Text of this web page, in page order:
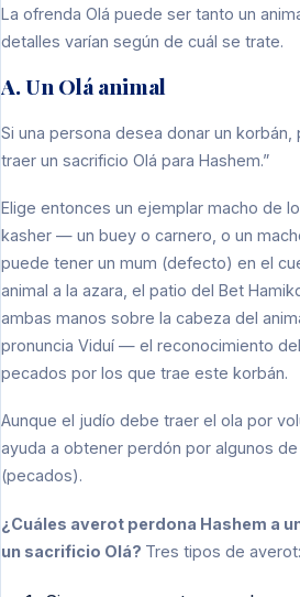
La ofrenda Olá puede ser tanto un
detalles varían según de cuál se trate.
A. Un Olá animal
Si una persona desea donar un korbán,
traer un sacrificio Olá para Hashem.”
Elige entonces un ejemplar macho de
kasher — un buey o carnero, o un
puede tener un mum (defecto) en el
animal a la azara, el patio del Bet
ambas manos sobre la cabeza del
pronuncia Viduí — el reconocimiento
pecados por los que trae este korbán.
Aunque el judío debe traer el ola por
ayuda a obtener perdón por algunos
(pecados).
¿Cuáles averot perdona Hashem a
un sacrificio Olá? Tres tipos de averot: